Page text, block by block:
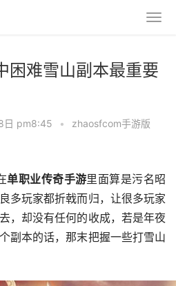
困难雪山副本最重要
日 pm8:45 •
zhaosfcom手游版
单职业传奇手游里面算是污名昭
多玩家都折戟而归，让很多玩家
，却没有任何的收成，若是年夜
副本的话，那末把握一些打雪山